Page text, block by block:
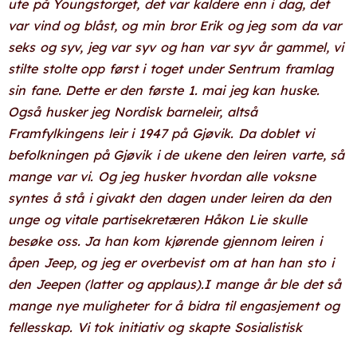
ute på Youngstorget, det var kaldere enn i dag, det
var vind og blåst, og min bror Erik og jeg som da var
seks og syv, jeg var syv og han var syv år gammel, vi
stilte stolte opp først i toget under Sentrum framlag
sin fane. Dette er den første 1. mai jeg kan huske.
Også husker jeg Nordisk barneleir, altså
Framfylkingens leir i 1947 på Gjøvik. Da doblet vi
befolkningen på Gjøvik i de ukene den leiren varte, så
mange var vi. Og jeg husker hvordan alle voksne
syntes å stå i givakt den dagen under leiren da den
unge og vitale partisekretæren Håkon Lie skulle
besøke oss. Ja han kom kjørende gjennom leiren i
åpen Jeep, og jeg er overbevist om at han han sto i
den Jeepen (latter og applaus).I mange år ble det så
mange nye muligheter for å bidra til engasjement og
fellesskap. Vi tok initiativ og skapte Sosialistisk